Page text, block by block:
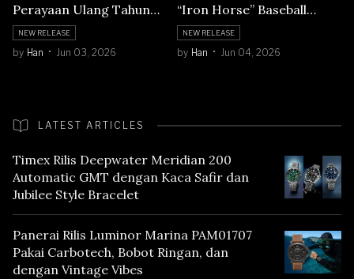
Perayaan Ulang Tahun
Oris
NEW RELEASE
by Han Jun 03, 2026
“Iron Horse” Baseball
Amerika
NEW RELEASE
by Han Jun 04, 2026
LATEST ARTICLES
Timex Rilis Deepwater Meridian 200
Automatic GMT dengan Kaca Safir dan
Jubilee Style Bracelet
Panerai Rilis Luminor Marina PAM01707
Pakai Carbotech, Bobot Ringan, dan
dengan Vintage Vibes